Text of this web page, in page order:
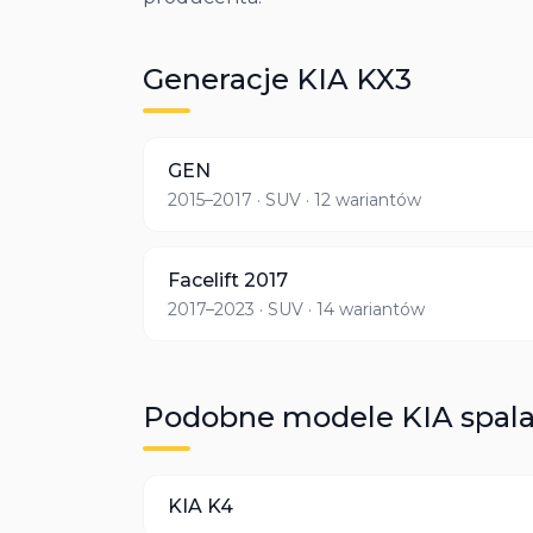
Generacje KIA KX3
GEN
2015–2017 · SUV · 12 wariantów
Facelift 2017
2017–2023 · SUV · 14 wariantów
Podobne modele KIA
KIA K4